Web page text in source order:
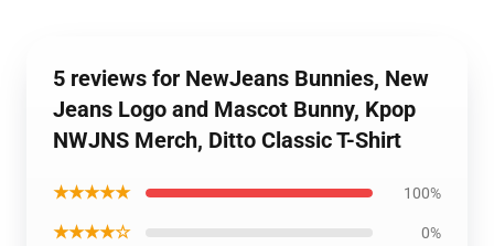
5 reviews for NewJeans Bunnies, New
Jeans Logo and Mascot Bunny, Kpop
NWJNS Merch, Ditto Classic T-Shirt
★★★★★ 100%
★★★★☆ 0%